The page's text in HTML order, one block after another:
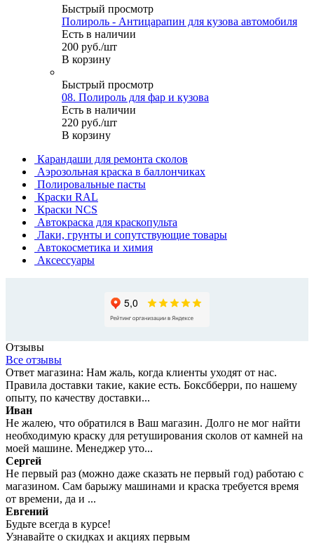
Быстрый просмотр
Полироль - Антицарапин для кузова автомобиля
Есть в наличии
200 руб./шт
В корзину
Быстрый просмотр
08. Полироль для фар и кузова
Есть в наличии
220 руб./шт
В корзину
Карандаши для ремонта сколов
Аэрозольная краска в баллончиках
Полировальные пасты
Краски RAL
Краски NCS
Автокраска для краскопульта
Лаки, грунты и сопутствующие товары
Автокосметика и химия
Аксессуары
Отзывы
Все отзывы
Ответ магазина: Нам жаль, когда клиенты уходят от нас.
Правила доставки такие, какие есть. Боксбберри, по нашему
опыту, по качеству доставки...
Иван
Не жалею, что обратился в Ваш магазин. Долго не мог найти
необходимую краску для ретуширования сколов от камней на
моей машине. Менеджер уто...
Сергей
Не первый раз (можно даже сказать не первый год) работаю с
магазином. Сам барыжу машинами и краска требуется время
от времени, да и ...
Евгений
Будьте всегда в курсе!
Узнавайте о скидках и акциях первым